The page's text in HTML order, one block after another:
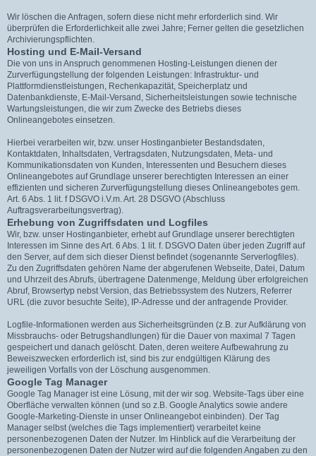
Wir löschen die Anfragen, sofern diese nicht mehr erforderlich sind. Wir
überprüfen die Erforderlichkeit alle zwei Jahre; Ferner gelten die gesetzlichen
Archivierungspflichten.
Hosting und E-Mail-Versand
Die von uns in Anspruch genommenen Hosting-Leistungen dienen der
Zurverfügungstellung der folgenden Leistungen: Infrastruktur- und
Plattformdienstleistungen, Rechenkapazität, Speicherplatz und
Datenbankdienste, E-Mail-Versand, Sicherheitsleistungen sowie technische
Wartungsleistungen, die wir zum Zwecke des Betriebs dieses
Onlineangebotes einsetzen.
Hierbei verarbeiten wir, bzw. unser Hostinganbieter Bestandsdaten,
Kontaktdaten, Inhaltsdaten, Vertragsdaten, Nutzungsdaten, Meta- und
Kommunikationsdaten von Kunden, Interessenten und Besuchern dieses
Onlineangebotes auf Grundlage unserer berechtigten Interessen an einer
effizienten und sicheren Zurverfügungstellung dieses Onlineangebotes gem.
Art. 6 Abs. 1 lit. f DSGVO i.V.m. Art. 28 DSGVO (Abschluss
Auftragsverarbeitungsvertrag).
Erhebung von Zugriffsdaten und Logfiles
Wir, bzw. unser Hostinganbieter, erhebt auf Grundlage unserer berechtigten
Interessen im Sinne des Art. 6 Abs. 1 lit. f. DSGVO Daten über jeden Zugriff auf
den Server, auf dem sich dieser Dienst befindet (sogenannte Serverlogfiles).
Zu den Zugriffsdaten gehören Name der abgerufenen Webseite, Datei, Datum
und Uhrzeit des Abrufs, übertragene Datenmenge, Meldung über erfolgreichen
Abruf, Browsertyp nebst Version, das Betriebssystem des Nutzers, Referrer
URL (die zuvor besuchte Seite), IP-Adresse und der anfragende Provider.
Logfile-Informationen werden aus Sicherheitsgründen (z.B. zur Aufklärung von
Missbrauchs- oder Betrugshandlungen) für die Dauer von maximal 7 Tagen
gespeichert und danach gelöscht. Daten, deren weitere Aufbewahrung zu
Beweiszwecken erforderlich ist, sind bis zur endgültigen Klärung des
jeweiligen Vorfalls von der Löschung ausgenommen.
Google Tag Manager
Google Tag Manager ist eine Lösung, mit der wir sog. Website-Tags über eine
Oberfläche verwalten können (und so z.B. Google Analytics sowie andere
Google-Marketing-Dienste in unser Onlineangebot einbinden). Der Tag
Manager selbst (welches die Tags implementiert) verarbeitet keine
personenbezogenen Daten der Nutzer. Im Hinblick auf die Verarbeitung der
personenbezogenen Daten der Nutzer wird auf die folgenden Angaben zu den